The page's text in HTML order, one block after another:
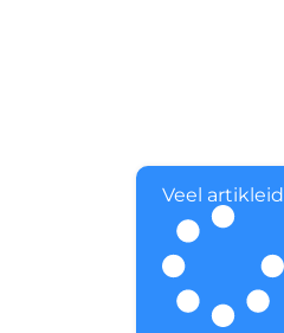
Veel artikleid